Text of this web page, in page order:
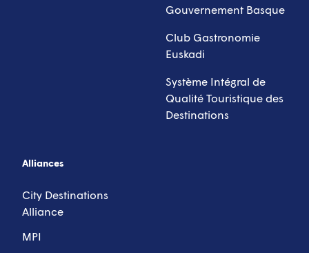
Gouvernement Basque
Club Gastronomie
Euskadi
Système Intégral de
Qualité Touristique des
Destinations
Alliances
City Destinations
Alliance
MPI